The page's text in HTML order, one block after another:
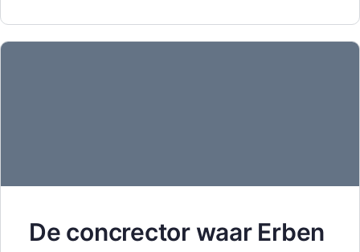
De concrector waar Erben